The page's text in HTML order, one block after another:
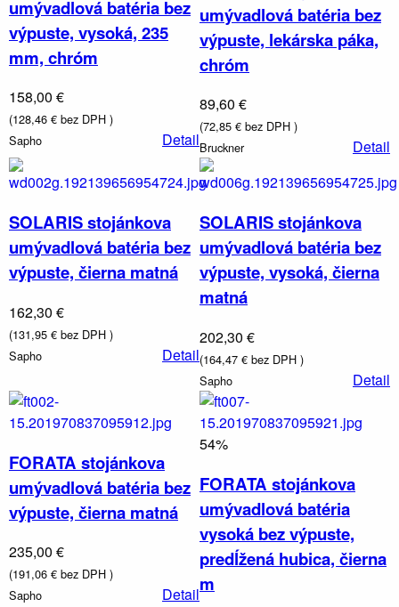
umývadlová batéria bez
výpuste, vysoká, 235
mm, chróm
158,00 €
(128,46 € bez DPH )
Sapho
Detail
umývadlová batéria bez
výpuste, lekárska páka,
chróm
89,60 €
(72,85 € bez DPH )
Bruckner
Detail
SOLARIS stojánkova
umývadlová batéria bez
výpuste, čierna matná
162,30 €
(131,95 € bez DPH )
Sapho
Detail
SOLARIS stojánkova
umývadlová batéria bez
výpuste, vysoká, čierna
matná
202,30 €
(164,47 € bez DPH )
Sapho
Detail
FORATA stojánkova
umývadlová batéria bez
výpuste, čierna matná
235,00 €
(191,06 € bez DPH )
Sapho
Detail
54%
FORATA stojánkova
umývadlová batéria
vysoká bez výpuste,
predĺžená hubica, čierna
m